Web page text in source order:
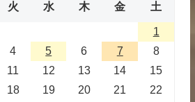
火 水 木 金 土
1
4 5 6 7
8
11 12 13 14
15
18 19 20 21
22